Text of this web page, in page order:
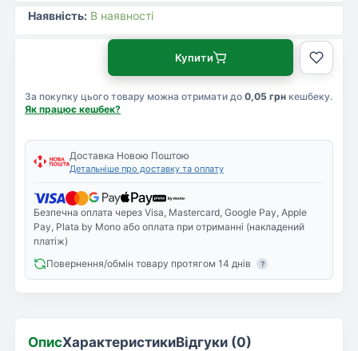
Наявність: В наявності
За покупку цього товару можна отримати до 0,05 грн кешбеку.
Як працює кешбек?
Купити
Доставка Новою Поштою
Детальніше про доставку та оплату
Безпечна оплата через Visa, Mastercard, Google Pay, Apple
Pay, Plata by Mono або оплата при отриманні (накладений
платіж)
Повернення/обмін товару протягом 14 днів
?
ОписХарактеристикиВідгуки (0)